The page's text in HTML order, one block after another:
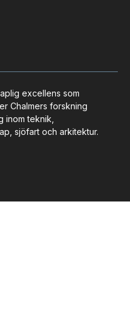
excellens som
Chalmers forskning
inom teknik,
sjöfart och arkitektur.